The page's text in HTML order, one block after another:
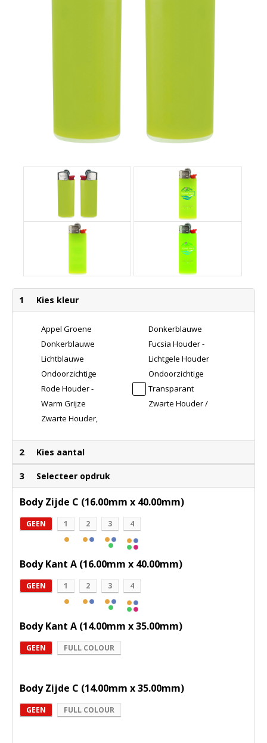
1 Kies kleur
Appel Groene
Houder / Witte
Drukknopje /
Chroomkap
Donkerblauwe
Houder - Basis -
Chroomkap
Donkerblauwe
Houder - Witte
Drukknopje -
Chroomkap
Fucsia Houder -
Witte Basis -
Rood
Drukknopje -
Chroomkap
Lichtblauwe
Houder - Witte
Drukknopje -
Chroomkap
Lichtgele Houder
- Witte Basis -
Drukknopje -
Chroomkap
Ondoorzichtige
Witte Houder -
Rood
Drukknopje -
Ondoorzichtige
Witte Houder -
Witte Basis -
Drukknopje
Rode Houder -
Witte Basis -
Drukknopje -
Transparant
Witte Houder
Warm Grijze
Houder - Witte
Chroomkap
Zwarte Houder /
Zwarte Houder,
Drukknopje /
Chroomkap
2 Kies aantal
3 Selecteer opdruk
Body Zijde C (16.00mm x 40.00mm)
GEEN 1 2 3 4
Body Kant A (16.00mm x 40.00mm)
GEEN 1 2 3 4
Body Kant A (14.00mm x 35.00mm)
GEEN FULL COLOUR
Body Zijde C (14.00mm x 35.00mm)
GEEN FULL COLOUR